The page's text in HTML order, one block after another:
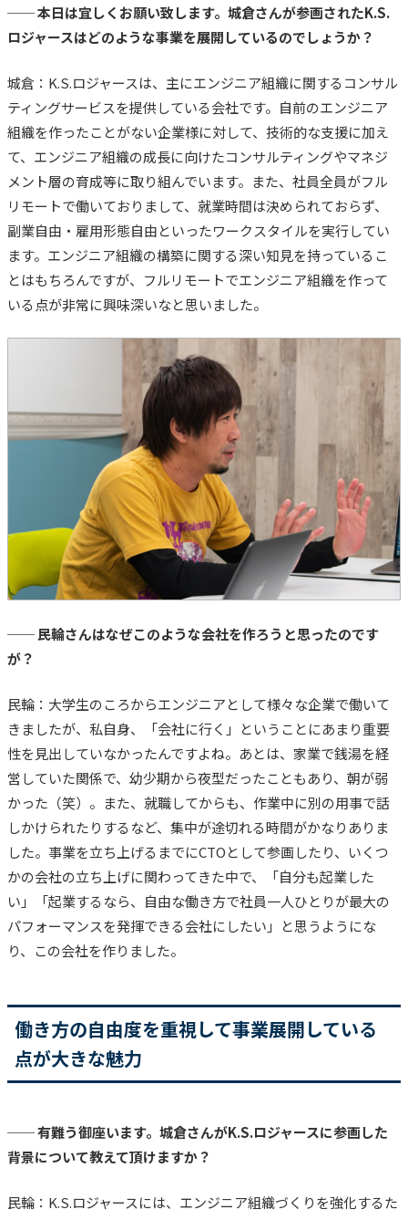
── 本日は宜しくお願い致します。城倉さんが参画されたK.S.
ロジャースはどのような事業を展開しているのでしょうか？
城倉：K.S.ロジャースは、主にエンジニア組織に関するコンサル
ティングサービスを提供している会社です。自前のエンジニア
組織を作ったことがない企業様に対して、技術的な支援に加え
て、エンジニア組織の成長に向けたコンサルティングやマネジ
メント層の育成等に取り組んでいます。また、 社員全員がフル
リモートで働いておりまして、就業時間は決められておらず、
副業自由・雇用形態自由といったワークスタイルを実行してい
ます。 エンジニア組織の構築に関する深い知見を持っているこ
とはもちろんですが、フルリモートでエンジニア組織を作って
いる点が非常に興味深いなと思いました。
── 民輪さんはなぜこのような会社を作ろうと思ったのです
が？
民輪：大学生のころからエンジニアとして様々な企業で働いて
きましたが、私自身、「会社に行く」ということにあまり重要
性を見出していなかったんですよね。あとは、家業で銭湯を経
営していた関係で、幼少期から夜型だったこともあり、朝が弱
かった（笑）。また、就職してからも、作業中に別の用事で話
しかけられたりするなど、集中が途切れる時間がかなりありま
した。 事業を立ち上げるまでにCTOとして参画したり、いくつ
かの会社の立ち上げに関わってきた中で、「自分も起業した
い」「起業するなら、自由な働き方で社員一人ひとりが最大の
パフォーマンスを発揮できる会社にしたい」と思うようにな
り、この会社を作りました。
働き方の自由度を重視して事業展開している
点が大きな魅力
── 有難う御座います。城倉さんがK.S.ロジャースに参画した
背景について教えて頂けますか？
民輪：K.S.ロジャースには、エンジニア組織づくりを強化するた